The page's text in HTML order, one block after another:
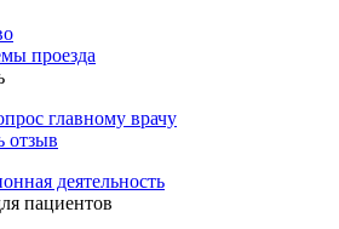
проезда
главному врачу
отзыв
деятельность
пациентов